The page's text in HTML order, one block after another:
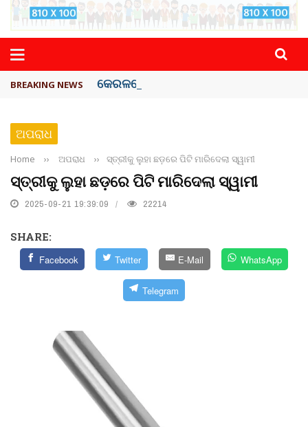
BREAKING NEWS କେରଳରେ ‘ରାଟ୍ ଫିଭର୍’ ଆତଙ୍କ, ୫୮ ମୃତ
ଅପରାଧ
Home ›› ଅପରାଧ ›› ସ୍ତ୍ରୀକୁ ଲୁହା ଛଡ଼ରେ ପିଟି ମାରିଦେଲା ସ୍ୱାମୀ
ସ୍ତ୍ରୀକୁ ଲୁହା ଛଡ଼ରେ ପିଟି ମାରିଦେଲା ସ୍ୱାମୀ
2025-09-21 19:39:09 22214
SHARE:
Facebook Twitter E-Mail WhatsApp
Telegram